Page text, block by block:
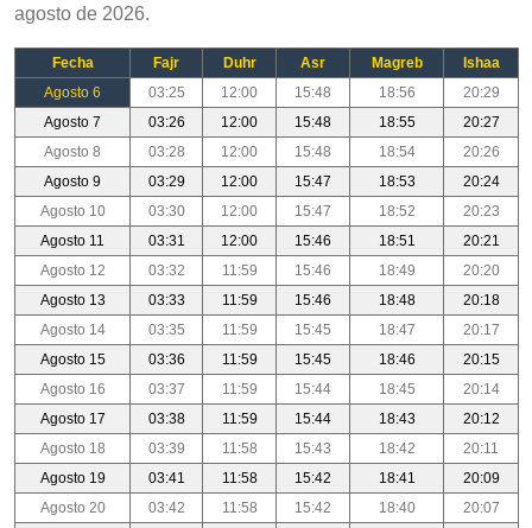
agosto de 2026.
Fecha Fajr Duhr Asr Magreb
Ishaa
Agosto 6
03:25 12:00 15:48 18:56
20:29
Agosto 7
03:26 12:00 15:48 18:55
20:27
Agosto 8
03:28 12:00 15:48 18:54
20:26
Agosto 9
03:29 12:00 15:47 18:53
20:24
Agosto 10
03:30 12:00 15:47 18:52
20:23
Agosto 11
03:31 12:00 15:46 18:51
20:21
Agosto 12
03:32 11:59 15:46 18:49
20:20
Agosto 13
03:33 11:59 15:46 18:48
20:18
Agosto 14
03:35 11:59 15:45 18:47
20:17
Agosto 15
03:36 11:59 15:45 18:46
20:15
Agosto 16
03:37 11:59 15:44 18:45
20:14
Agosto 17
03:38 11:59 15:44 18:43
20:12
Agosto 18
03:39 11:58 15:43 18:42
20:11
Agosto 19
03:41 11:58 15:42 18:41
20:09
Agosto 20
03:42 11:58 15:42 18:40
20:07